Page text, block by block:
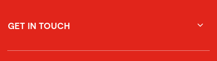
GET IN TOUCH